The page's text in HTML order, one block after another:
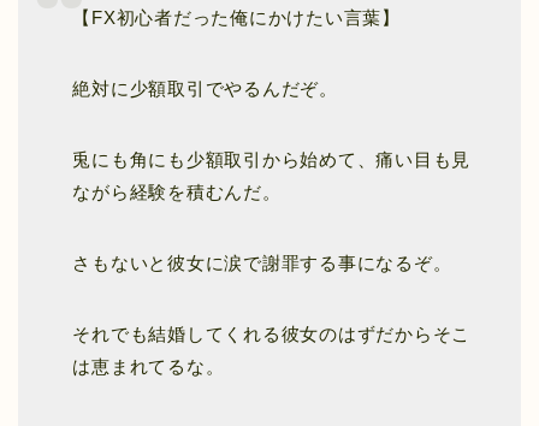
【FX初心者だった俺にかけたい言葉】
絶対に少額取引でやるんだぞ。
兎にも角にも少額取引から始めて、痛い目も見
ながら経験を積むんだ。
さもないと彼女に涙で謝罪する事になるぞ。
それでも結婚してくれる彼女のはずだからそこ
は恵まれてるな。